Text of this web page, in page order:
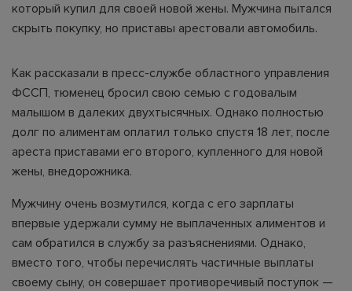
который купил для своей новой жены. Мужчина пытался
скрыть покупку, но приставы арестовали автомобиль.
Как рассказали в пресс-службе областного управления
ФССП, тюменец бросил свою семью с годовалым
малышом в далеких двухтысячных. Однако полностью
долг по алиментам оплатил только спустя 18 лет, после
ареста приставами его второго, купленного для новой
жены, внедорожника.
Мужчину очень возмутился, когда с его зарплаты
впервые удержали сумму не выплаченных алиментов и
сам обратился в службу за разъяснениями. Однако,
вместо того, чтобы перечислять частичные выплаты
своему сыну, он совершает противоречивый поступок —